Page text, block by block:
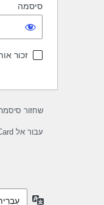
סיסמה
זכור
שחזור
עבור אל Summer Card
שפה